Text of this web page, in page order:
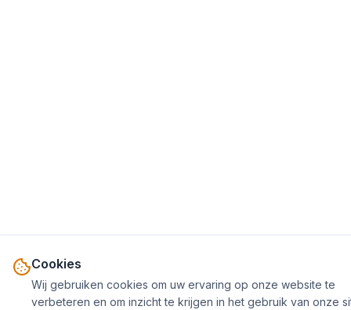
Cookies
Wij gebruiken cookies om uw ervaring op onze website te
verbeteren en om inzicht te krijgen in het gebruik van onze